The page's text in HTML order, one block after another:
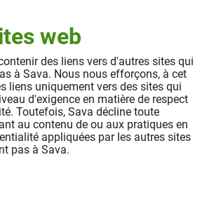
web
des liens vers d'autres sites qui
à Sava. Nous nous efforçons, à cet
liens uniquement vers des sites qui
d'exigence en matière de respect
Toutefois, Sava décline toute
au contenu de ou aux pratiques en
appliquées par les autres sites
pas à Sava.